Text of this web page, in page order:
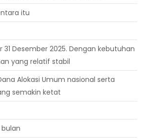
itu
Desember 2025. Dengan kebutuhan
yang relatif stabil
Alokasi Umum nasional serta
semakin ketat